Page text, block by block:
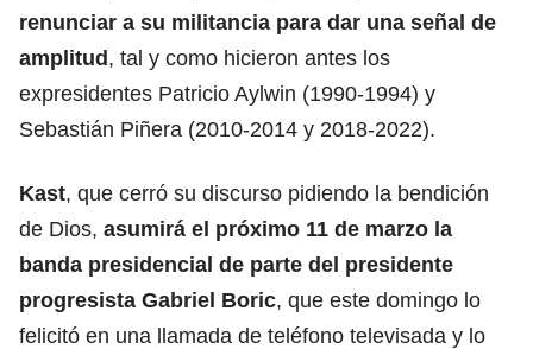
renunciar a su militancia para dar una señal de
amplitud, tal y como hicieron antes los
expresidentes Patricio Aylwin (1990-1994) y
Sebastián Piñera (2010-2014 y 2018-2022).
Kast, que cerró su discurso pidiendo la bendición
de Dios, asumirá el próximo 11 de marzo la
banda presidencial de parte del presidente
progresista Gabriel Boric, que este domingo lo
felicitó en una llamada de teléfono televisada y lo